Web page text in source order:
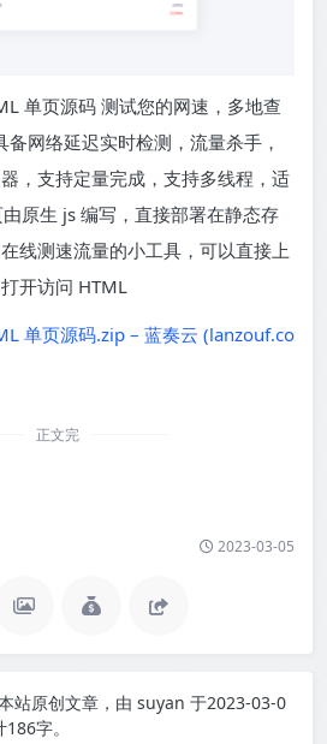
单页源码 测试您的网速，多地查
网络延迟实时检测，流量杀手，
，支持定量完成，支持多线程，适
原生 js 编写，直接部署在静态存
线测速流量的小工具，可以直接上
开访问 HTML
单页源码.zip – 蓝奏云 (lanzouf.co
正文完
2023-03-05
站原创文章，由 suyan 于2023-03-0
字。